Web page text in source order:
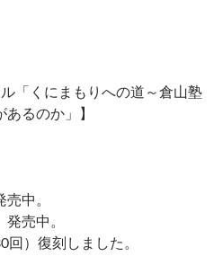
「くにまもりへの道～倉山塾
るのか」】
中。
売中。
）復刻しました。